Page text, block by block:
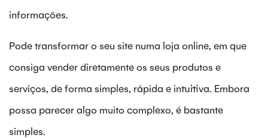
informações.
Pode transformar o seu site numa loja online, em que
consiga vender diretamente os seus produtos e
serviços, de forma simples, rápida e intuitiva. Embora
possa parecer algo muito complexo, é bastante
simples.